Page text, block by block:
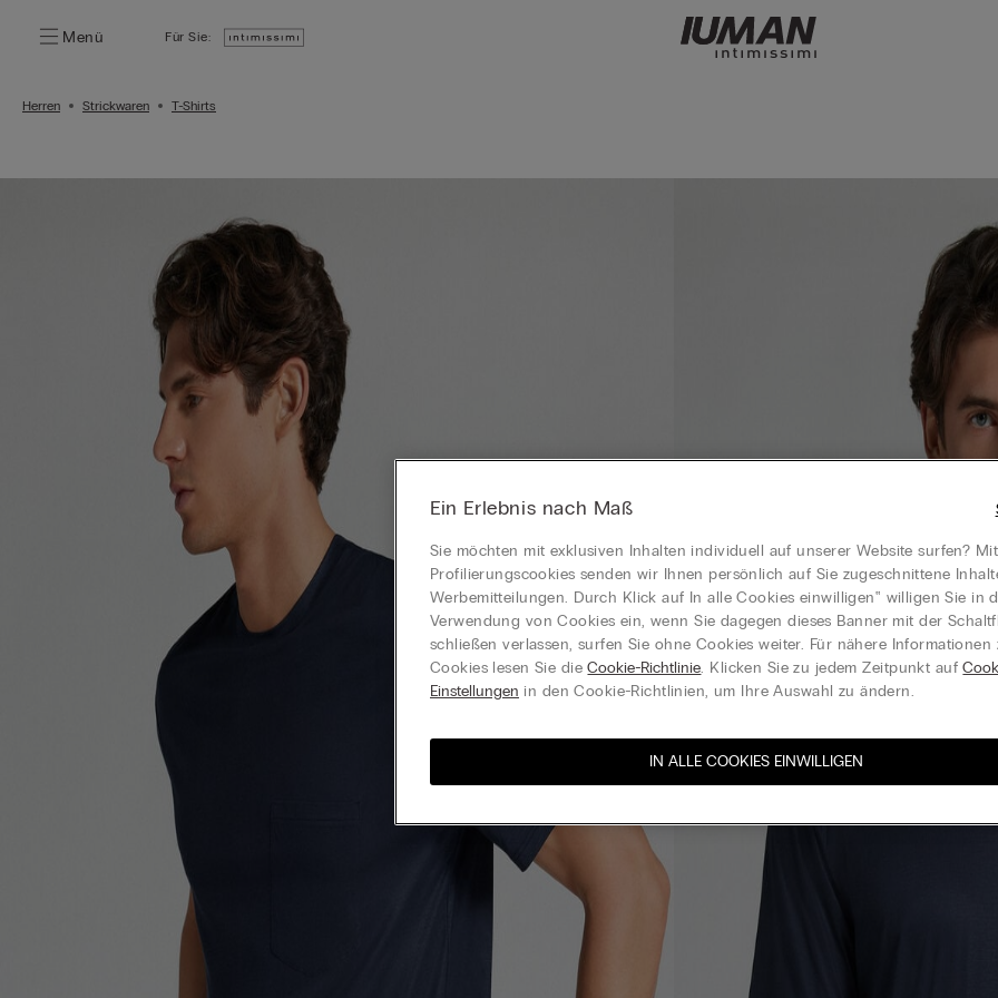
Menü Für Sie:
Herren Strickwaren T-Shirts
Ein Erlebnis nach Maß
Sie möchten mit exklusiven Inhalten individuell auf unserer Website surfen?
Profilierungscookies senden wir Ihnen persönlich auf Sie zugeschnittene
Werbemitteilungen. Durch Klick auf In alle Cookies einwilligen‟ willigen Sie in
Verwendung von Cookies ein, wenn Sie dagegen dieses Banner mit der
schließen verlassen, surfen Sie ohne Cookies weiter. Für nähere Informationen
Cookies lesen Sie dieCookie-Richtlinie. Klicken Sie zu jedem Zeitpunkt auf
Einstellungen in den Cookie-Richtlinien, um Ihre Auswahl zu ändern.
IN ALLE COOKIES EINWILLIGEN